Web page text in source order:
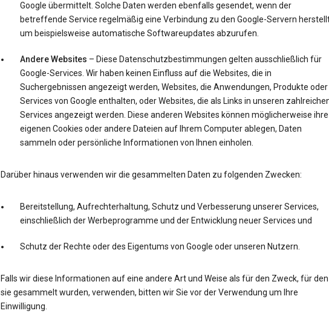
Google übermittelt. Solche Daten werden ebenfalls gesendet, wenn der
betreffende Service regelmäßig eine Verbindung zu den Google-Servern
um beispielsweise automatische Softwareupdates abzurufen.
Andere Websites – Diese Datenschutzbestimmungen gelten ausschließlich für
Google-Services. Wir haben keinen Einfluss auf die Websites, die in
Suchergebnissen angezeigt werden, Websites, die Anwendungen, Produkte oder
Services von Google enthalten, oder Websites, die als Links in unseren
Services angezeigt werden. Diese anderen Websites können möglicherweise ihre
eigenen Cookies oder andere Dateien auf Ihrem Computer ablegen, Daten
sammeln oder persönliche Informationen von Ihnen einholen.
Darüber hinaus verwenden wir die gesammelten Daten zu folgenden Zwecken:
Bereitstellung, Aufrechterhaltung, Schutz und Verbesserung unserer Services,
einschließlich der Werbeprogramme und der Entwicklung neuer Services und
Schutz der Rechte oder des Eigentums von Google oder unseren Nutzern.
Falls wir diese Informationen auf eine andere Art und Weise als für den Zweck, für den
sie gesammelt wurden, verwenden, bitten wir Sie vor der Verwendung um Ihre
Einwilligung.